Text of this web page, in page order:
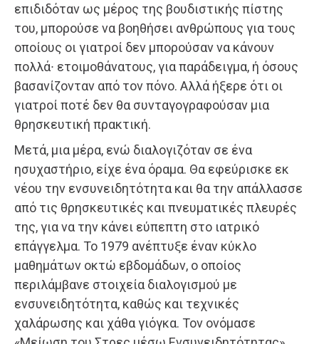
επιδιδόταν ως μέρος της βουδιστικής πίστης
του, μπορούσε να βοηθήσει ανθρώπους για τους
οποίους οι γιατροί δεν μπορούσαν να κάνουν
πολλά∙ ετοιμοθάνατους, για παράδειγμα, ή όσους
βασανίζονταν από τον πόνο. Αλλά ήξερε ότι οι
γιατροί ποτέ δεν θα συνταγογραφούσαν μια
θρησκευτική πρακτική.
Μετά, μια μέρα, ενώ διαλογιζόταν σε ένα
ησυχαστήριο, είχε ένα όραμα. Θα εφεύρισκε εκ
νέου την ενσυνειδητότητα και θα την απάλλασσε
από τις θρησκευτικές και πνευματικές πλευρές
της, για να την κάνει εύπεπτη στο ιατρικό
επάγγελμα. Το 1979 ανέπτυξε έναν κύκλο
μαθημάτων οκτώ εβδομάδων, ο οποίος
περιλάμβανε στοιχεία διαλογισμού με
ενσυνειδητότητα, καθώς και τεχνικές
χαλάρωσης και χάθα γιόγκα. Τον ονόμασε